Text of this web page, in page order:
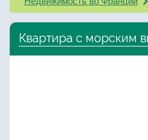
Квартира с морским